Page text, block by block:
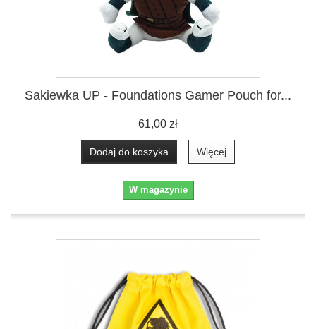
Sakiewka UP - Foundations Gamer Pouch for...
61,00 zł
Dodaj do koszyka Więcej
W magazynie